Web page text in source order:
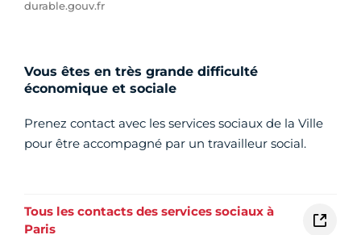
durable.gouv.fr
Vous êtes en très grande difficulté
économique et sociale
Prenez contact avec les services sociaux de la Ville
pour être accompagné par un travailleur social.
Tous les contacts des services sociaux à
Paris